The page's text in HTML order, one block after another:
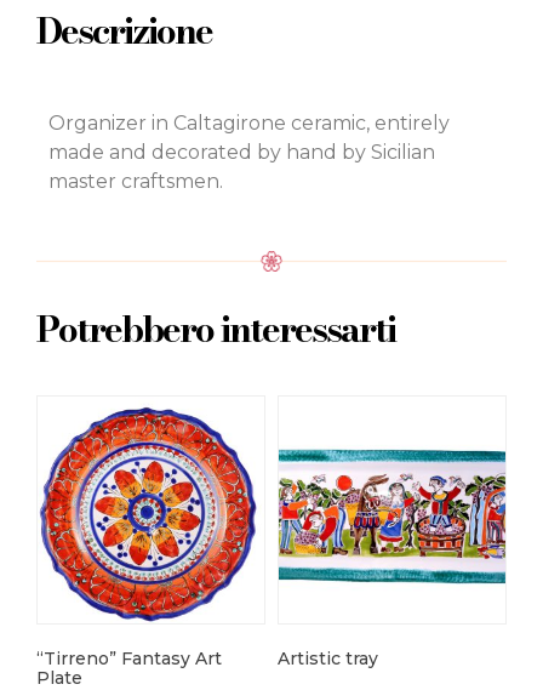
Descrizione
Organizer in Caltagirone ceramic, entirely
made and decorated by hand by Sicilian
master craftsmen.
Potrebbero interessarti
“Tirreno” Fantasy Art
Plate
Artistic tray